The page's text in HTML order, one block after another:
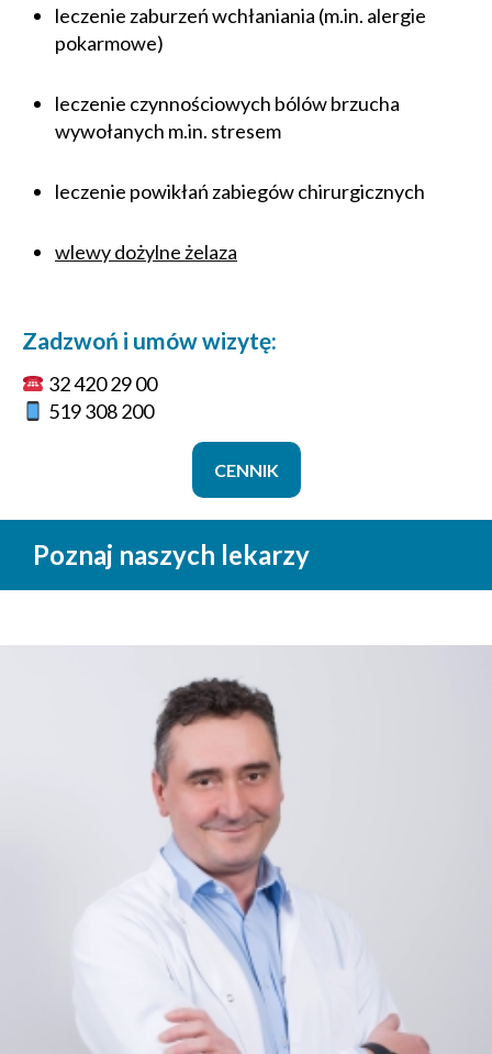
leczenie zaburzeń wchłaniania (m.in. alergie
pokarmowe)
leczenie czynnościowych bólów brzucha
wywołanych m.in. stresem
leczenie powikłań zabiegów chirurgicznych
wlewy dożylne żelaza
Zadzwoń i umów wizytę:
32 420 29 00
519 308 200
CENNIK
Poznaj naszych lekarzy